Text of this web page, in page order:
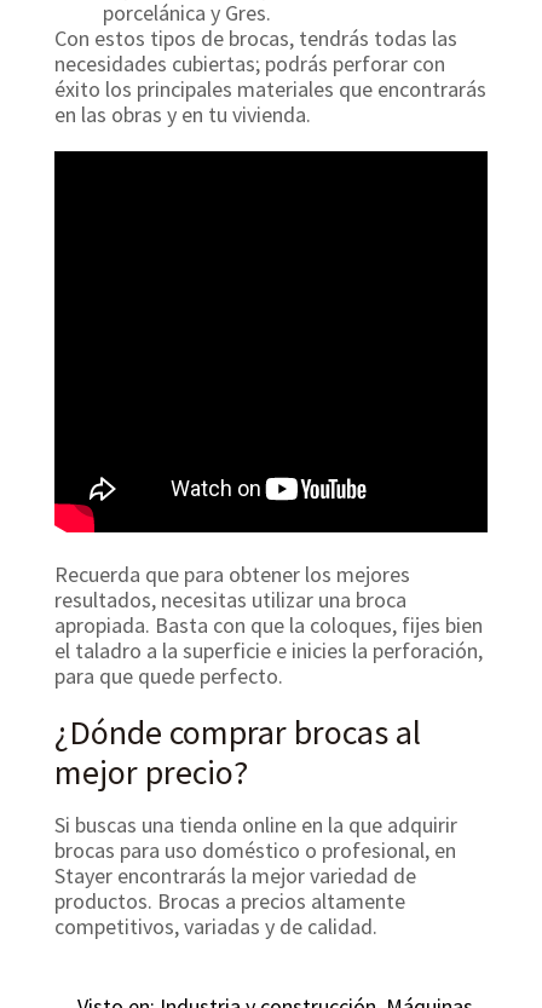
porcelánica y Gres.
Con estos tipos de brocas, tendrás todas las
necesidades cubiertas; podrás perforar con
éxito los principales materiales que encontrarás
en las obras y en tu vivienda.
Recuerda que para obtener los mejores
resultados, necesitas utilizar una broca
apropiada. Basta con que la coloques, fijes bien
el taladro a la superficie e inicies la perforación,
para que quede perfecto.
¿Dónde comprar brocas al
mejor precio?
Si buscas una tienda online en la que adquirir
brocas para uso doméstico o profesional, en
Stayer encontrarás la mejor variedad de
productos. Brocas a precios altamente
competitivos, variadas y de calidad.